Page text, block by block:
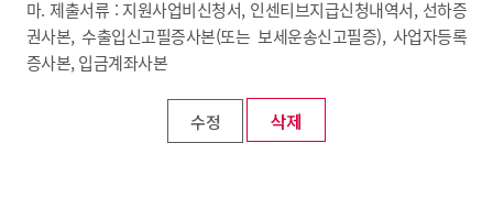
마. 제출서류 : 지원사업비신청서, 인센티브지급신청내역서, 선하증
권사본, 수출입신고필증사본(또는 보세운송신고필증), 사업자등록
증사본, 입금계좌사본
수정 삭제